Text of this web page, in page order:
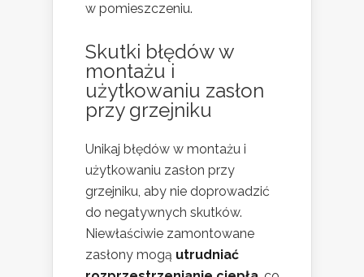
w pomieszczeniu.
Skutki błędów w
montażu i
użytkowaniu zasłon
przy grzejniku
Unikaj błędów w montażu i
użytkowaniu zasłon przy
grzejniku, aby nie doprowadzić
do negatywnych skutków.
Niewłaściwie zamontowane
zasłony mogą utrudniać